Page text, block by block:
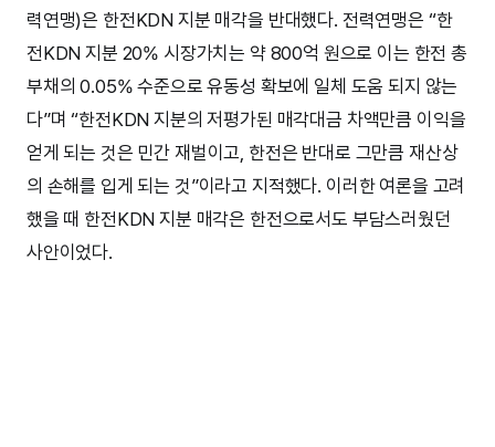
력연맹)은 한전KDN 지분 매각을 반대했다. 전력연맹은 “한
전KDN 지분 20% 시장가치는 약 800억 원으로 이는 한전 총
부채의 0.05% 수준으로 유동성 확보에 일체 도움 되지 않는
다”며 “한전KDN 지분의 저평가된 매각대금 차액만큼 이익을
얻게 되는 것은 민간 재벌이고, 한전은 반대로 그만큼 재산상
의 손해를 입게 되는 것”이라고 지적했다. 이러한 여론을 고려
했을 때 한전KDN 지분 매각은 한전으로서도 부담스러웠던
사안이었다.